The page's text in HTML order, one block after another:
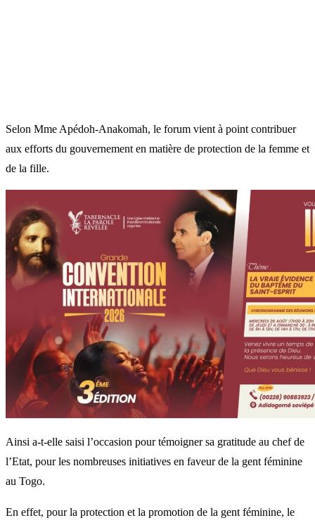
Selon Mme Apédoh-Anakomah, le forum vient à point contribuer
aux efforts du gouvernement en matière de protection de la femme et
de la fille.
Ainsi a-t-elle saisi l’occasion pour témoigner sa gratitude au chef de
l’Etat, pour les nombreuses initiatives en faveur de la gent féminine
au Togo.
En effet, pour la protection et la promotion de la gent féminine, le